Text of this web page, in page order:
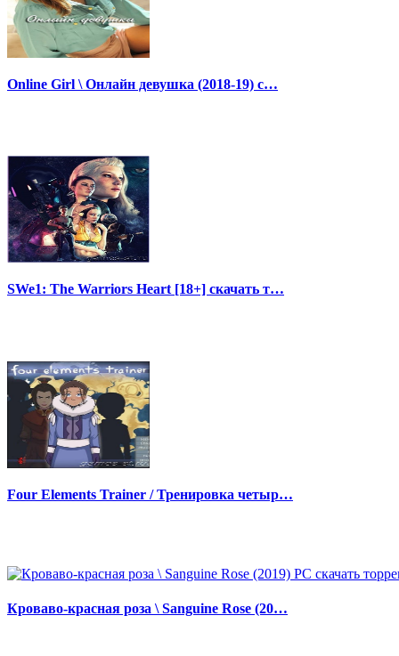
Online Girl \ Онлайн девушка (2018-19) с…
SWe1: The Warriors Heart [18+] скачать т…
Four Elements Trainer / Тренировка четыр…
Кроваво-красная роза \ Sanguine Rose (20…